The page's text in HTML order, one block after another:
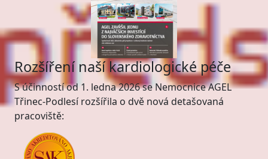
Rozšíření naší kardiologické péče
S účinností od 1. ledna 2026 se Nemocnice AGEL
Třinec-Podlesí rozšířila o dvě nová detašovaná
pracoviště: